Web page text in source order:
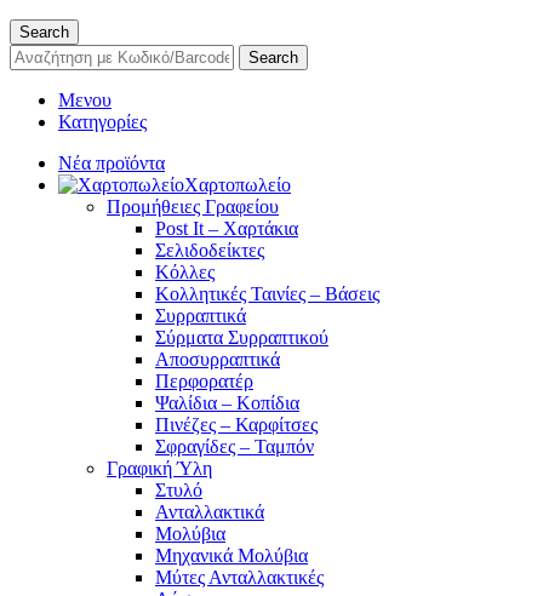
Search
Search
Μενου
Κατηγορίες
Νέα προϊόντα
Χαρτοπωλείο
Προμήθειες Γραφείου
Post It – Χαρτάκια
Σελιδοδείκτες
Κόλλες
Κολλητικές Ταινίες – Βάσεις
Συρραπτικά
Σύρματα Συρραπτικού
Αποσυρραπτικά
Περφορατέρ
Ψαλίδια – Κοπίδια
Πινέζες – Καρφίτσες
Σφραγίδες – Ταμπόν
Γραφική Ύλη
Στυλό
Ανταλλακτικά
Μολύβια
Μηχανικά Μολύβια
Μύτες Ανταλλακτικές